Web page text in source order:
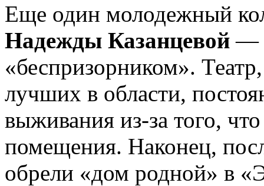
Еще один молодежный
Надежды Казанцевой—
«беспризорником».
лучших в области,
выживания из-за того,
помещения. Наконец,
обрели «дом родной» в